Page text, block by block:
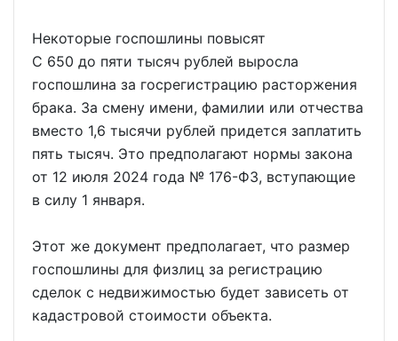
Некоторые госпошлины повысят
С 650 до пяти тысяч рублей выросла
госпошлина за госрегистрацию расторжения
брака. За смену имени, фамилии или отчества
вместо 1,6 тысячи рублей придется заплатить
пять тысяч. Это предполагают нормы закона
от 12 июля 2024 года № 176-ФЗ, вступающие
в силу 1 января.
Этот же документ предполагает, что размер
госпошлины для физлиц за регистрацию
сделок с недвижимостью будет зависеть от
кадастровой стоимости объекта.